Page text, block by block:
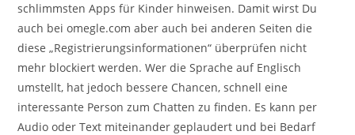
schlimmsten Apps für Kinder hinweisen. Damit wirst Du
auch bei omegle.com aber auch bei anderen Seiten die
diese „Registrierungsinformationen“ überprüfen nicht
mehr blockiert werden. Wer die Sprache auf Englisch
umstellt, hat jedoch bessere Chancen, schnell eine
interessante Person zum Chatten zu finden. Es kann per
Audio oder Text miteinander geplaudert und bei Bedarf